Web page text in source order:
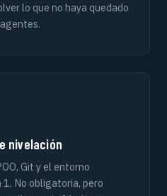
lo que no haya quedado
nivelación
Git y el entorno
No obligatoria, pero